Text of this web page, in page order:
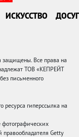
ИСКУССТВО ДОСУГ
Все права на
ТОВ «КЕПРЕЙТ
письменного
гиперссылка на
фотографических
Getty